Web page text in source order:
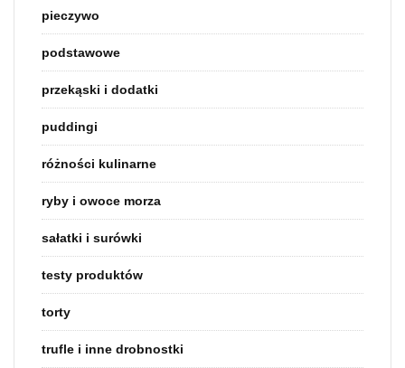
pieczywo
podstawowe
przekąski i dodatki
puddingi
różności kulinarne
ryby i owoce morza
sałatki i surówki
testy produktów
torty
trufle i inne drobnostki